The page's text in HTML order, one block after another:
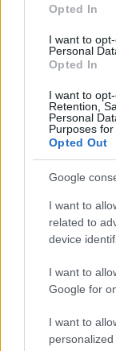
Opted In
I want to
Personal
Opted In
I want to
Retention,
Personal
Purposes for
Opted Out
Google
I want to
related to
device
I want to
Google for
I want to
personalized
magatartást,
nyelvének
restauráció,
ezt úgy
felismerjük ezt,
Tehát mindig
előadásaiban,
az evéssel,
nagyon mélyre
egyszerre
eljátszotta az
megyünk át
eltűnésben
módon hozza
Scapin
a világ
szeretet, és